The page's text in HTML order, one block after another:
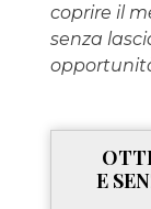
coprire il
senza
E